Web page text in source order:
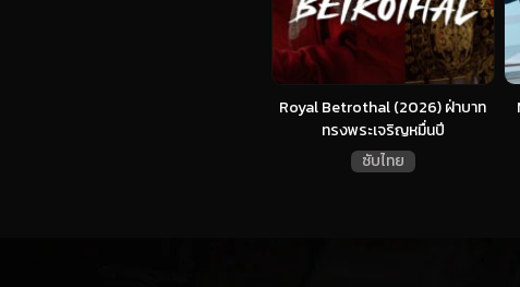
Royal Betrothal (2026) ฝ่าบาท
ทรงพระเจริญหมื่นปี
ซับไทย